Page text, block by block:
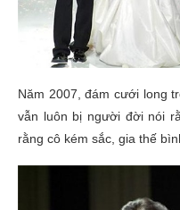
Năm 2007, đám cưới long
vẫn luôn bị người đời nói
rằng cô kém sắc, gia thế